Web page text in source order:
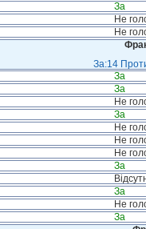
За
Не
Не
За:14
За
За
Не
За
Не
Не
Не
За
За
Не
За